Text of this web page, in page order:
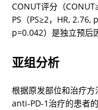
CONUT评分（
PS（PS≥2，HR, 2.76,
p=0.042）是独立预后
亚组分析
根据原发部位和治疗
anti-PD-1治疗的患者